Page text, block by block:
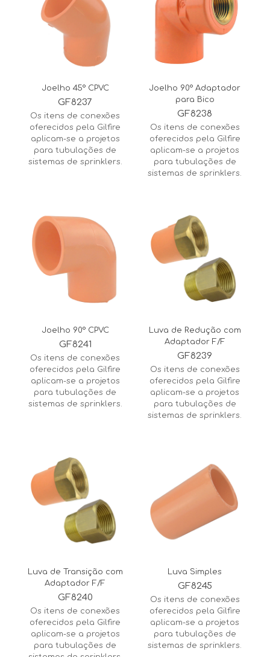
Joelho 45° CPVC
GF8237
Os itens de conexões
oferecidos pela Gilfire
aplicam-se a projetos
para tubulações de
sistemas de sprinklers.
Joelho 90° Adaptador
para Bico
GF8238
Os itens de conexões
oferecidos pela Gilfire
aplicam-se a projetos
para tubulações de
sistemas de sprinklers.
Joelho 90° CPVC
GF8241
Os itens de conexões
oferecidos pela Gilfire
aplicam-se a projetos
para tubulações de
sistemas de sprinklers.
Luva de Redução com
Adaptador F/F
GF8239
Os itens de conexões
oferecidos pela Gilfire
aplicam-se a projetos
para tubulações de
sistemas de sprinklers.
Luva de Transição com
Adaptador F/F
GF8240
Os itens de conexões
oferecidos pela Gilfire
aplicam-se a projetos
para tubulações de
Luva Simples
GF8245
Os itens de conexões
oferecidos pela Gilfire
aplicam-se a projetos
para tubulações de
sistemas de sprinklers.